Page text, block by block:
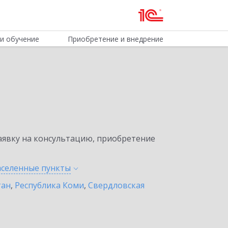
обучение Приобретение и внедрение
на консультацию, приобретение
пункты
, Республика Коми, Свердловская